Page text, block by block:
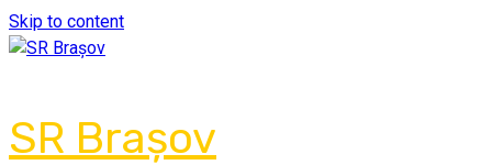
Skip to content
SR Brașov